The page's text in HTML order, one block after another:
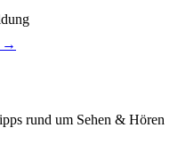
→
rund um Sehen & Hören